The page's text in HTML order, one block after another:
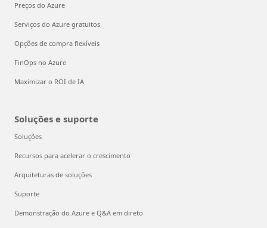
Preços do Azure
Serviços do Azure gratuitos
Opções de compra flexíveis
FinOps no Azure
Maximizar o ROI de IA
Soluções e suporte
Soluções
Recursos para acelerar o crescimento
Arquiteturas de soluções
Suporte
Demonstração do Azure e Q&A em direto